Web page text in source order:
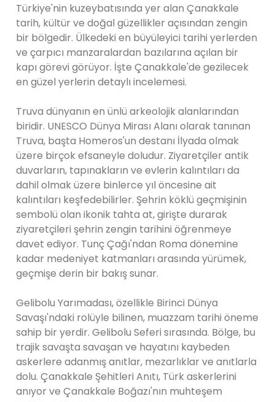
Türkiye'nin kuzeybatısında yer alan Çanakkale
tarih, kültür ve doğal güzellikler açısından zengin
bir bölgedir. Ülkedeki en büyüleyici tarihi yerlerden
ve çarpıcı manzaralardan bazılarına açılan bir
kapı görevi görüyor. İşte Çanakkale'de gezilecek
en güzel yerlerin detaylı incelemesi.
Truva dünyanın en ünlü arkeolojik alanlarından
biridir. UNESCO Dünya Mirası Alanı olarak tanınan
Truva, başta Homeros'un destanı İlyada olmak
üzere birçok efsaneyle doludur. Ziyaretçiler antik
duvarların, tapınakların ve evlerin kalıntıları da
dahil olmak üzere binlerce yıl öncesine ait
kalıntıları keşfedebilirler. Şehrin köklü geçmişinin
sembolü olan ikonik tahta at, girişte durarak
ziyaretçileri şehrin zengin tarihini öğrenmeye
davet ediyor. Tunç Çağı'ndan Roma dönemine
kadar medeniyet katmanları arasında yürümek,
geçmişe derin bir bakış sunar.
Gelibolu Yarımadası, özellikle Birinci Dünya
Savaşı'ndaki rolüyle bilinen, muazzam tarihi öneme
sahip bir yerdir. Gelibolu Seferi sırasında. Bölge, bu
trajik savaşta savaşan ve hayatını kaybeden
askerlere adanmış anıtlar, mezarlıklar ve anıtlarla
dolu. Çanakkale Şehitleri Anıtı, Türk askerlerini
anıyor ve Çanakkale Boğazı'nın muhteşem